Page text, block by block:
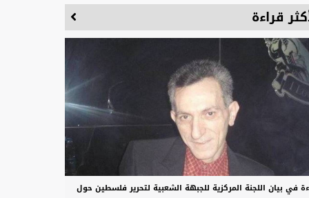
قراءة
في بيان اللجنة المركزية للجبهة الشعبية لتحرير فلسطين حول